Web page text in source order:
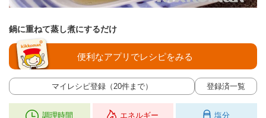
鍋に重ねて蒸し煮にするだけ
マイレシピ登録（20件まで） 登録済一覧
便利なアプリでレシピをみる
調理時間 エネルギー 塩分